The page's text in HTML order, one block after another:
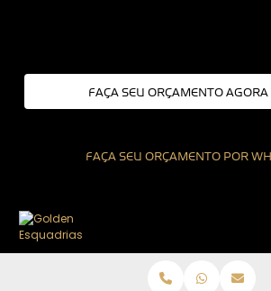
FAÇA SEU ORÇAMENTO
FAÇA SEU ORÇAMENTO POR